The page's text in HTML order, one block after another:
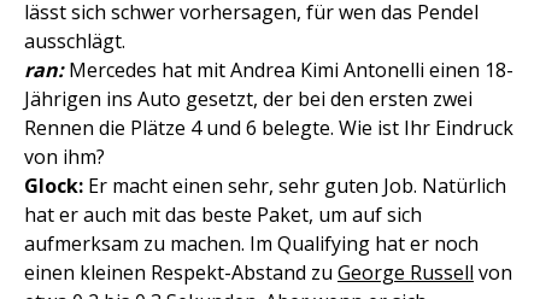
lässt sich schwer vorhersagen, für wen das Pendel
ausschlägt.
ran:Mercedes hat mit Andrea Kimi Antonelli einen 18-
Jährigen ins Auto gesetzt, der bei den ersten zwei
Rennen die Plätze 4 und 6 belegte. Wie ist Ihr Eindruck
von ihm?
Glock: Er macht einen sehr, sehr guten Job. Natürlich
hat er auch mit das beste Paket, um auf sich
aufmerksam zu machen. Im Qualifying hat er noch
einen kleinen Respekt-Abstand zu George Russell von